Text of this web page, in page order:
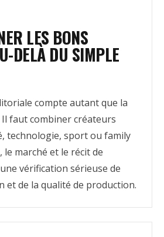
LES BONS
DELÀ DU SIMPLE
compte autant que la
Il faut combiner créateurs
technologie, sport ou family
le marché et le récit de
vérification sérieuse de
et de la qualité de production.